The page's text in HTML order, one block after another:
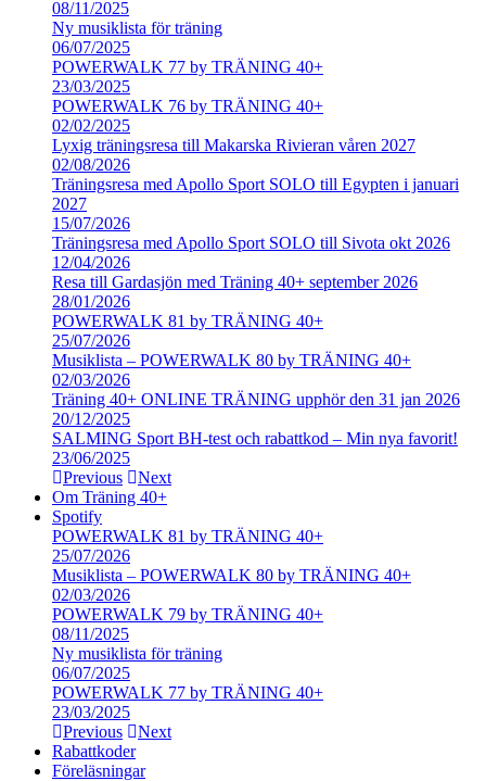
08/11/2025
Ny musiklista för träning
06/07/2025
POWERWALK 77 by TRÄNING 40+
23/03/2025
POWERWALK 76 by TRÄNING 40+
02/02/2025
Lyxig träningsresa till Makarska Rivieran våren 2027
02/08/2026
Träningsresa med Apollo Sport SOLO till Egypten i januari
2027
15/07/2026
Träningsresa med Apollo Sport SOLO till Sivota okt 2026
12/04/2026
Resa till Gardasjön med Träning 40+ september 2026
28/01/2026
POWERWALK 81 by TRÄNING 40+
25/07/2026
Musiklista – POWERWALK 80 by TRÄNING 40+
02/03/2026
Träning 40+ ONLINE TRÄNING upphör den 31 jan 2026
20/12/2025
SALMING Sport BH-test och rabattkod – Min nya favorit!
23/06/2025
Previous
Next
Om Träning 40+
Spotify
POWERWALK 81 by TRÄNING 40+
25/07/2026
Musiklista – POWERWALK 80 by TRÄNING 40+
02/03/2026
POWERWALK 79 by TRÄNING 40+
08/11/2025
Ny musiklista för träning
06/07/2025
POWERWALK 77 by TRÄNING 40+
23/03/2025
Previous
Next
Rabattkoder
Föreläsningar